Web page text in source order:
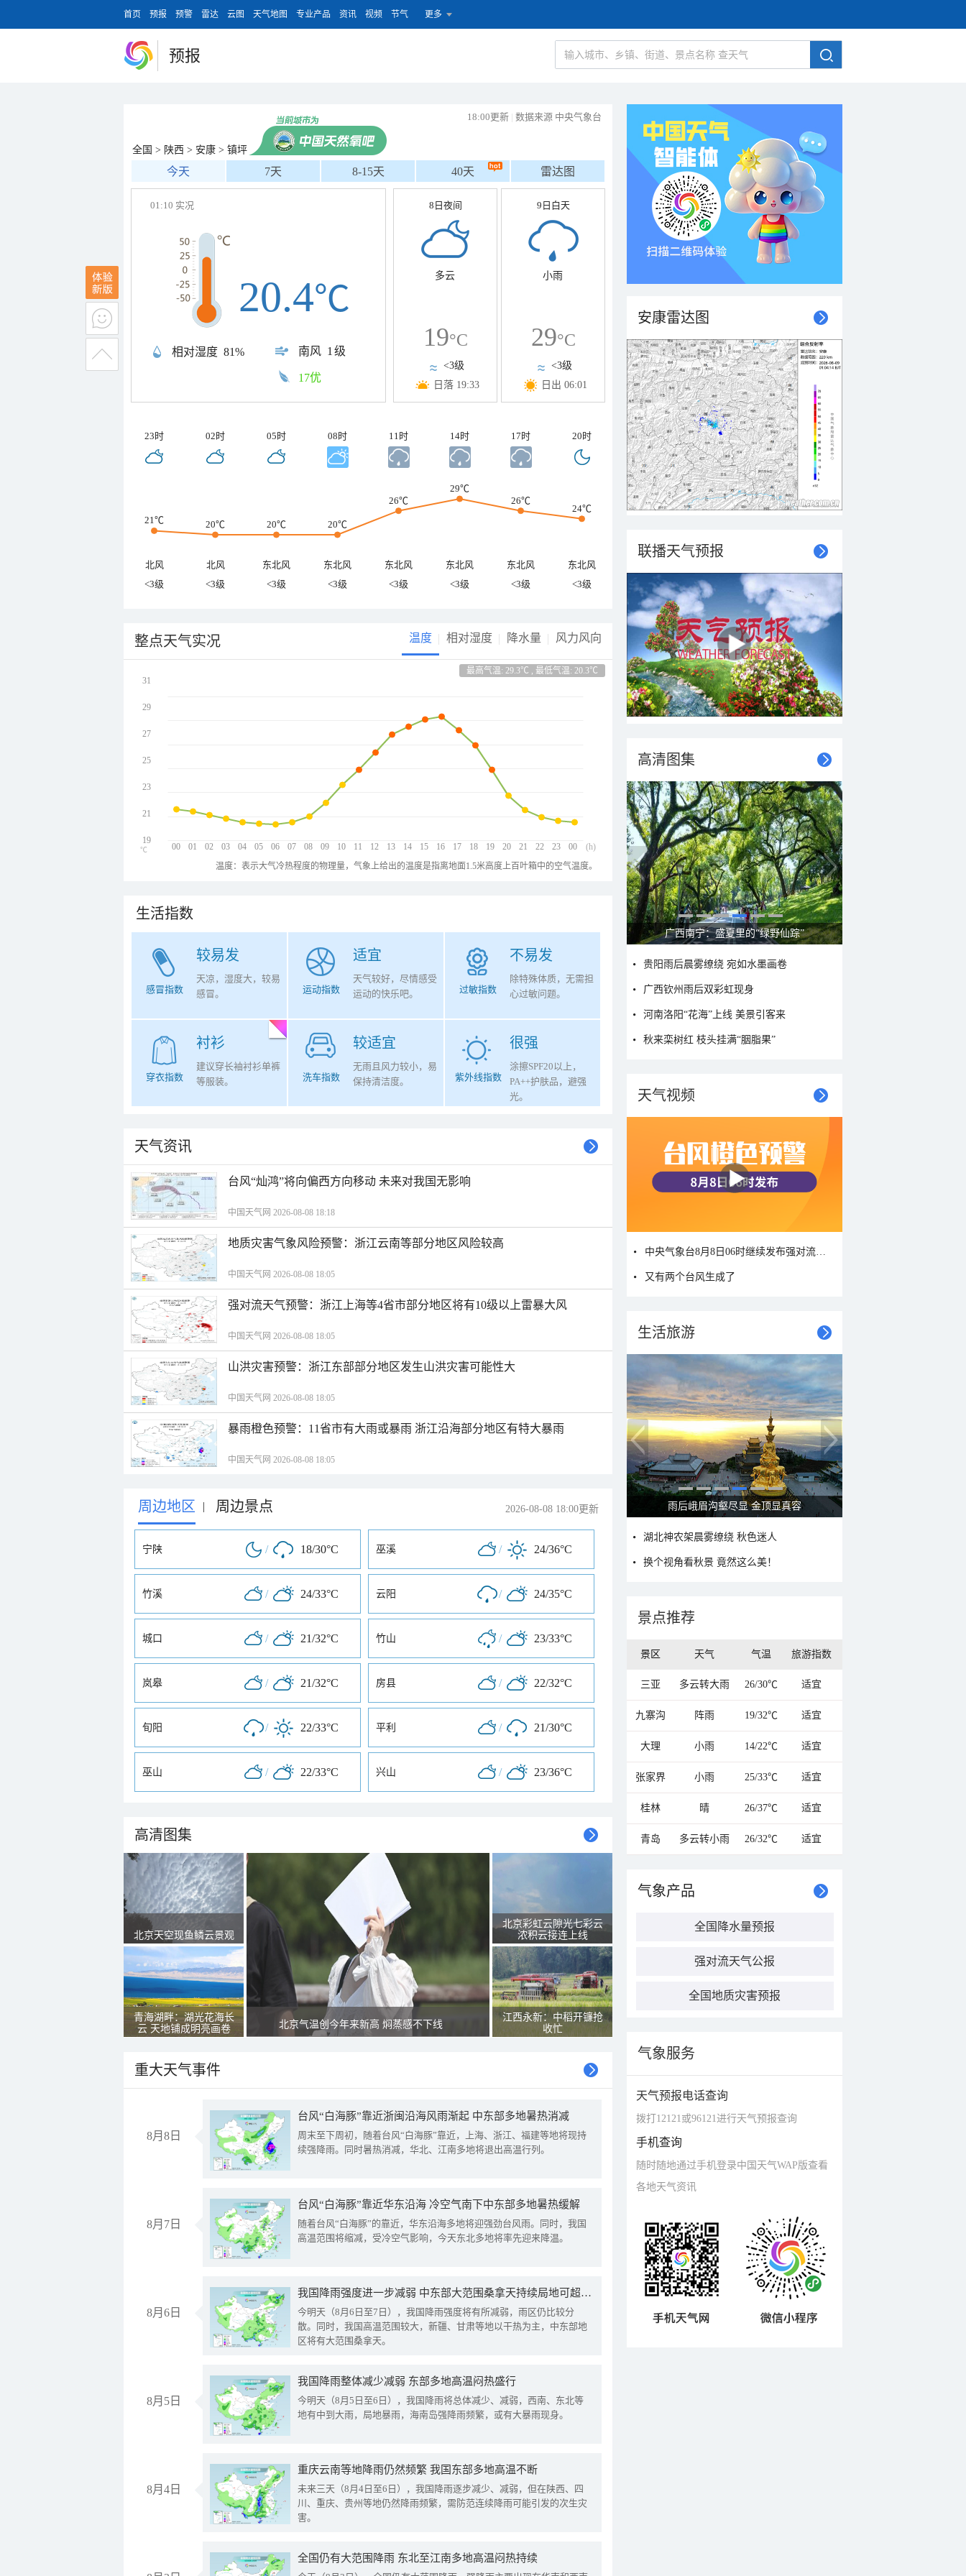
首页 预报 预警 雷达 云图 天气地图 专业产品 资讯 视频 节气 更多
预报
18:00更新 | 数据来源 中央气象台
全国 > 陕西 > 安康 > 镇坪
今天 7天 8-15天 40天 雷达图
01:10 实况
相对湿度 81% 南风 1级
20.4℃
17优
8日夜间
多云
19°C
<3级
日落 19:33
9日白天
小雨
29°C
<3级
日出 06:01
23时 02时 05时 08时 11时 14时 17时 20时
21℃ 20℃ 20℃ 20℃
26℃
29℃
26℃
24℃
北风 北风 东北风 东北风 东北风 东北风 东北风
东北风
<3级
<3级 <3级 <3级 <3级 <3级 <3级 <3级
整点天气实况 温度 相对湿度 降水量 风力风向
最高气温: 29.3℃ , 最低气温: 20.3℃
00 01 02 03 04 05 06 07 08 09 10 11 12 13 14 15 16 17 18 19 20 21 22 23 00
31
29
27
25
23
21
19
(h)
℃
温度：表示大气冷热程度的物理量，气象上给出的温度是指离地面1.5米高度上百叶箱中的空气温度。
生活指数
较易发
感冒指数
天凉，湿度大，较易
感冒。
适宜
运动指数
天气较好，尽情感受
运动的快乐吧。
不易发
过敏指数
除特殊体质，无需担
心过敏问题。
衬衫
穿衣指数
建议穿长袖衬衫单裤
等服装。
较适宜
洗车指数
无雨且风力较小，易
保持清洁度。
很强
紫外线指数
涂擦SPF20以上，
PA++护肤品，避强
光。
天气资讯
台风“灿鸿”将向偏西方向移动 未来对我国无影响
中国天气网 2026-08-08 18:18
地质灾害气象风险预警：浙江云南等部分地区风险较高
中国天气网 2026-08-08 18:05
强对流天气预警：浙江上海等4省市部分地区将有10级以上雷暴大风
中国天气网 2026-08-08 18:05
山洪灾害预警：浙江东部部分地区发生山洪灾害可能性大
中国天气网 2026-08-08 18:05
暴雨橙色预警：11省市有大雨或暴雨 浙江沿海部分地区有特大暴雨
中国天气网 2026-08-08 18:05
周边地区 | 周边景点 2026-08-08 18:00更新
宁陕 / 18/30°C 巫溪 / 24/36°C
竹溪 / 24/33°C 云阳 / 24/35°C
城口 / 21/32°C 竹山 / 23/33°C
岚皋 / 21/32°C 房县 / 22/32°C
旬阳 / 22/33°C 平利 / 21/30°C
巫山 / 22/33°C 兴山 / 23/36°C
高清图集
北京天空现鱼鳞云景观
青海湖畔：湖光花海长
云 天地铺成明亮画卷
北京气温创今年来新高 焖蒸感不下线
北京彩虹云隙光七彩云
浓积云接连上线
江西永新：中稻开镰抢
收忙
重大天气事件
8月8日
台风“白海豚”靠近浙闽沿海风雨渐起 中东部多地暑热消减
周末至下周初，随着台风“白海豚”靠近，上海、浙江、福建等地将现持
续强降雨。同时暑热消减，华北、江南多地将退出高温行列。
8月7日
台风“白海豚”靠近华东沿海 冷空气南下中东部多地暑热缓解
随着台风“白海豚”的靠近，华东沿海多地将迎强劲台风雨。同时，我国
高温范围将缩减，受冷空气影响，今天东北多地将率先迎来降温。
8月6日
我国降雨强度进一步减弱 中东部大范围桑拿天持续局地可超38℃
今明天（8月6日至7日），我国降雨强度将有所减弱，雨区仍比较分
散。同时，我国高温范围较大，新疆、甘肃等地以干热为主，中东部地
区将有大范围桑拿天。
8月5日
我国降雨整体减少减弱 东部多地高温闷热盛行
今明天（8月5日至6日），我国降雨将总体减少、减弱，西南、东北等
地有中到大雨，局地暴雨，海南岛强降雨频繁，或有大暴雨现身。
8月4日
重庆云南等地降雨仍然频繁 我国东部多地高温不断
未来三天（8月4日至6日），我国降雨逐步减少、减弱，但在陕西、四
川、重庆、贵州等地仍然降雨频繁，需防范连续降雨可能引发的次生灾
害。
全国仍有大范围降雨 东北至江南多地高温闷热持续
安康雷达图
联播天气预报
高清图集
呼伦贝尔草原 藏着最治愈的蓝天白云
贵阳雨后晨雾缭绕 宛如水墨画卷
广西钦州雨后双彩虹现身
河南洛阳“花海”上线 美景引客来
秋来栾树红 枝头挂满“胭脂果”
天气视频
又有两个台风生成了
生活旅游
秋意浓 蓝天映衬下的哈尔滨伏尔加庄园
湖北神农架晨雾缭绕 秋色迷人
换个视角看秋景 竟然这么美！
景点推荐
景区 天气 气温 旅游指数
三亚 多云转大雨 26/30℃ 适宜
九寨沟 阵雨 19/32℃ 适宜
大理 小雨 14/22℃ 适宜
张家界 小雨 25/33℃ 适宜
桂林 晴 26/37℃ 适宜
青岛 多云转小雨 26/32℃ 适宜
气象产品
全国降水量预报
强对流天气公报
全国地质灾害预报
气象服务
天气预报电话查询
拨打12121或96121进行天气预报查询
手机查询
随时随地通过手机登录中国天气WAP版查看
各地天气资讯